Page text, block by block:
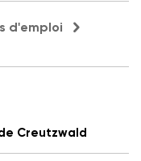
d'emploi
Creutzwald